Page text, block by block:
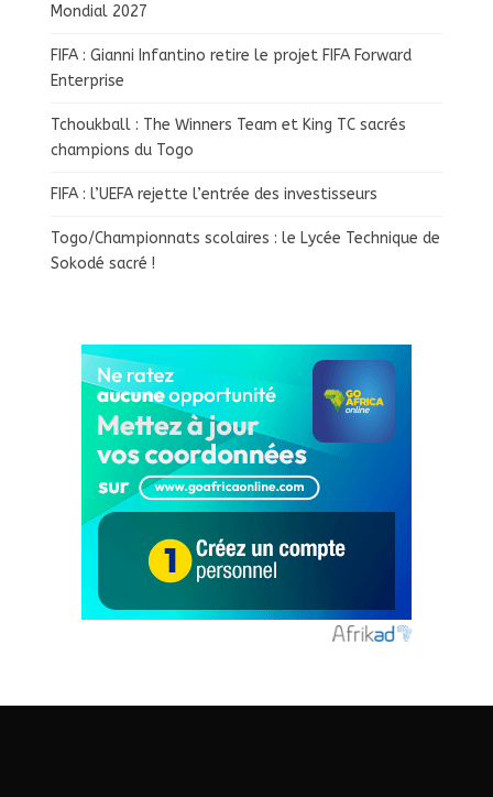
Mondial 2027
FIFA : Gianni Infantino retire le projet FIFA Forward
Enterprise
Tchoukball : The Winners Team et King TC sacrés
champions du Togo
FIFA : l’UEFA rejette l’entrée des investisseurs
Togo/Championnats scolaires : le Lycée Technique de
Sokodé sacré !